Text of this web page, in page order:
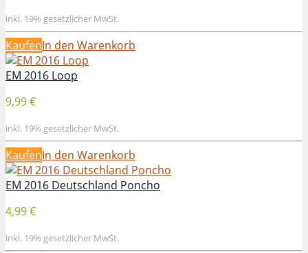
inkl. 19% gesetzlicher MwSt.
KaufenIn den Warenkorb
EM 2016 Loop
9,99 €
inkl. 19% gesetzlicher MwSt.
KaufenIn den Warenkorb
EM 2016 Deutschland Poncho
4,99 €
inkl. 19% gesetzlicher MwSt.